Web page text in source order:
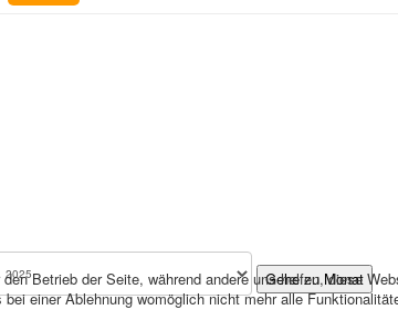
Gehe zu Monat
Betrieb der Seite, während andere uns helfen, diese
einer Ablehnung womöglich nicht mehr alle